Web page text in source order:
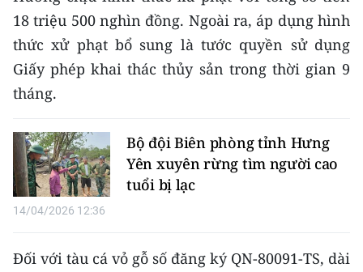
Ảnh
Infographic
TIN MỚI
TIN ĐỊA PHƯƠNG
Trung du và miền núi phía Bắc
Đồng bằng sông Hồng
Bắc Trung Bộ
18 triệu 500 nghìn đồng. Ngoài ra, áp dụng hình
thức xử phạt bổ sung là tước quyền sử dụng
Giấy phép khai thác thủy sản trong thời gian 9
tháng.
Bộ đội Biên phòng tỉnh Hưng
Yên xuyên rừng tìm người cao
tuổi bị lạc
14/04/2026 12:36
Đối với tàu cá vỏ gỗ số đăng ký QN-80091-TS, dài